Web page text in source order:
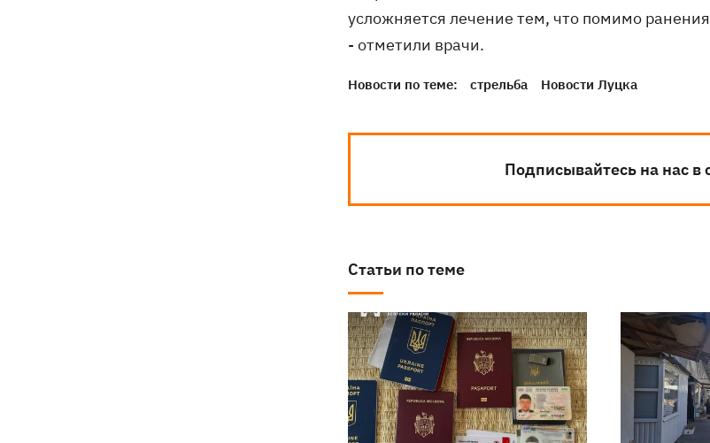
усложняется лечение тем, что помимо
- отметили врачи.
Новости по теме: стрельба Новости Луцка
Подписывайтесь на нас в
Статьи по теме